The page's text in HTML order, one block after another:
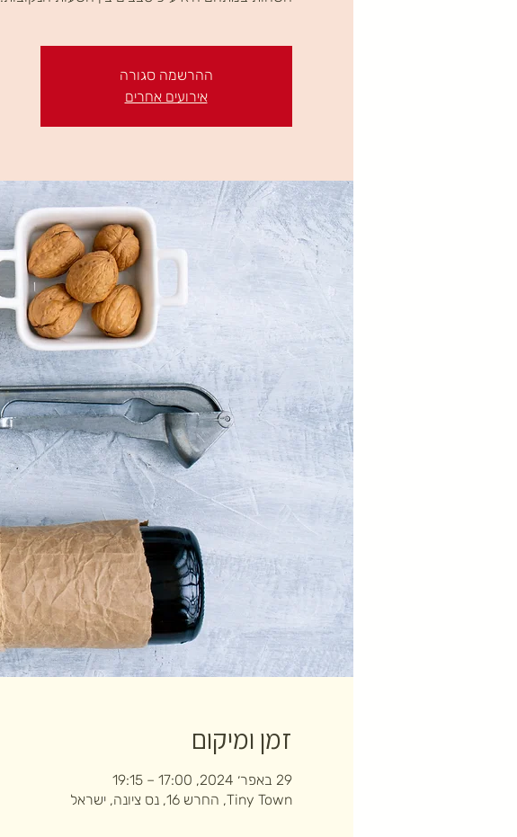
ההרשמה סגורה
אירועים אחרים
זמן ומיקום
29 באפר׳ 2024, 17:00 – 19:15
Tiny Town, החרש 16, נס ציונה, ישראל